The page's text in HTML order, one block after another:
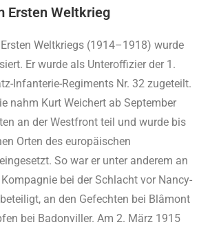
Ersten Weltkrieg
Weltkriegs (1914–1918) wurde
Er wurde als Unteroffizier der 1.
Infanterie-Regiments Nr. 32 zugeteilt.
nahm Kurt Weichert ab September
an der Westfront teil und wurde bis
Orten des europäischen
So war er unter anderem an
bei der Schlacht vor Nancy-
an den Gefechten bei Blâmont
bei Badonviller. Am 2. März 1915